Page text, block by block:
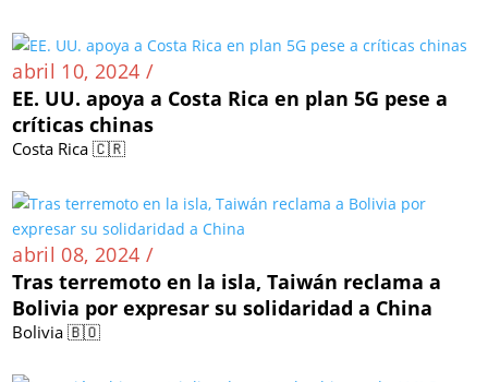
abril 10, 2024 /
EE. UU. apoya a Costa Rica en plan 5G pese a
críticas chinas
Costa Rica 🇨🇷
abril 08, 2024 /
Tras terremoto en la isla, Taiwán reclama a
Bolivia por expresar su solidaridad a China
Bolivia 🇧🇴